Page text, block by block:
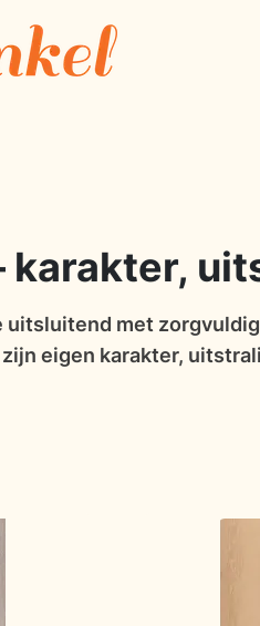
karakter,
uitsluitend met
eigen karakter,